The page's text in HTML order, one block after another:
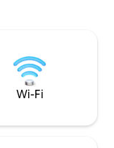
は、リラックスし
な魅力を楽しむの
ます。
Wi-Fi